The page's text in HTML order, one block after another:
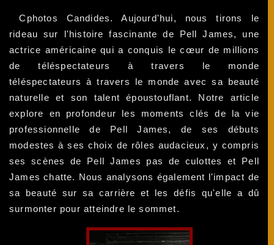
Cphotos Candides. Aujourd'hui, nous tirons le
rideau sur l'histoire fascinante de Pell James, une
actrice américaine qui a conquis le cœur de millions
de téléspectateurs à travers le monde
téléspectateurs à travers le monde avec sa beauté
naturelle et son talent époustouflant. Notre article
explore en profondeur les moments clés de la vie
professionnelle de Pell James, de ses débuts
modestes à ses choix de rôles audacieux, y compris
ses scènes de Pell James pas de culottes et Pell
James chatte. Nous analysons également l'impact de
sa beauté sur sa carrière et les défis qu'elle a dû
surmonter pour atteindre le sommet.